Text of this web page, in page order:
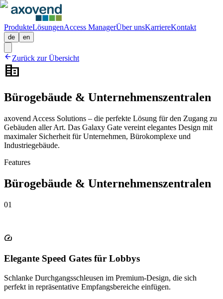
ProdukteLösungenAccess ManagerÜber unsKarriereKontakt
de en
arrow_back Zurück zur Übersicht
corporate_fare
Bürogebäude & Unternehmenszentralen
axovend Access Solutions – die perfekte Lösung für den Zugang zu
Gebäuden aller Art. Das Galaxy Gate vereint elegantes Design mit
maximaler Sicherheit für Unternehmen, Bürokomplexe und
Industriegebäude.
Features
Bürogebäude & Unternehmenszentralen
01
speed
Elegante Speed Gates für Lobbys
Schlanke Durchgangsschleusen im Premium-Design, die sich
perfekt in repräsentative Empfangsbereiche einfügen.